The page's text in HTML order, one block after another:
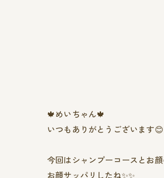
🍁めいちゃん🍁
いつもありがとうございます😊
今回はシャンプーコースとお
お顔サッパリしたね✨✨